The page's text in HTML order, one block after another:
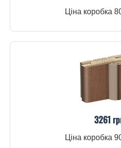
Ціна коробка
3261
Ціна коробка